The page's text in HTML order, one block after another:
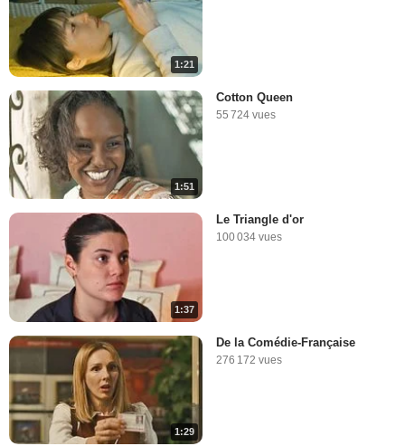
1:21
1:51
Cotton Queen
55 724 vues
1:37
Le Triangle d'or
100 034 vues
1:29
De la Comédie-Française
276 172 vues